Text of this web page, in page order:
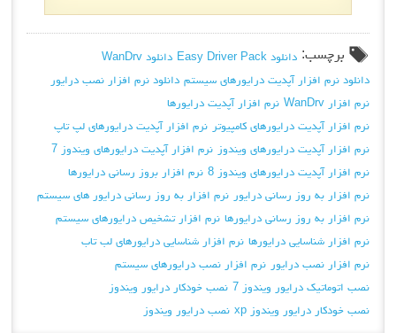
برچسب: دانلود Easy Driver Pack
دانلود WanDrv
دانلود نرم افزار آپدیت درایورهای سیستم دانلود نرم افزار نصب درایور
نرم افزار WanDrv
نرم افزار آپدیت درایورها
نرم افزار آپدیت درایورهای کامپیوتر نرم افزار آپدیت درایورهای لپ تاپ
نرم افزار آپدیت درایورهای ویندوز نرم افزار آپدیت درایورهای ویندوز 7
نرم افزار آپدیت درایورهای ویندوز 8
نرم افزار بروز رسانی درایورها
نرم افزار به روز رسانی درایور نرم افزار به روز رسانی درایور های سیستم
نرم افزار به روز رسانی درایورها نرم افزار تشخیص درایورهای سیستم
نرم افزار شناسایی درایورها نرم افزار شناسایی درایورهای لب تاب
نرم افزار نصب درایور نرم افزار نصب درایورهای سیستم
نصب اتوماتیک درایور ویندوز 7
نصب خودکار درایور ویندوز
نصب خودکار درایور ویندوز xp
نصب درایور ویندوز